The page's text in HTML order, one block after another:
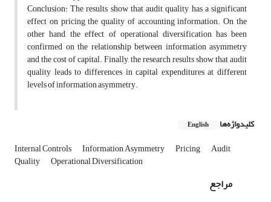
Conclusion: The results show that audit quality has a significant
effect on pricing the quality of accounting information. On the
other hand, the effect of operational diversification has been
confirmed on the relationship between information asymmetry
and the cost of capital. Finally, the research results show that audit
quality leads to differences in capital expenditures at different
levels of information asymmetry.
کلیدواژه‌ها English
Internal Controls Information Asymmetry Pricing Audit
Quality Operational Diversification
مراجع